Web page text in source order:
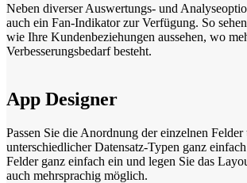
Neben diverser Auswertungs- und
auch ein Fan-Indikator zur Verfügung. So
wie Ihre Kundenbeziehungen aussehen, wo
Verbesserungsbedarf besteht.
App Designer
Passen Sie die Anordnung der einzelnen
unterschiedlicher Datensatz-Typen ganz
Felder ganz einfach ein und legen Sie das
auch mehrsprachig möglich.